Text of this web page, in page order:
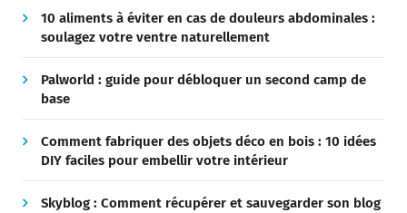
10 aliments à éviter en cas de douleurs abdominales :
soulagez votre ventre naturellement
Palworld : guide pour débloquer un second camp de
base
Comment fabriquer des objets déco en bois : 10 idées
DIY faciles pour embellir votre intérieur
Skyblog : Comment récupérer et sauvegarder son blog